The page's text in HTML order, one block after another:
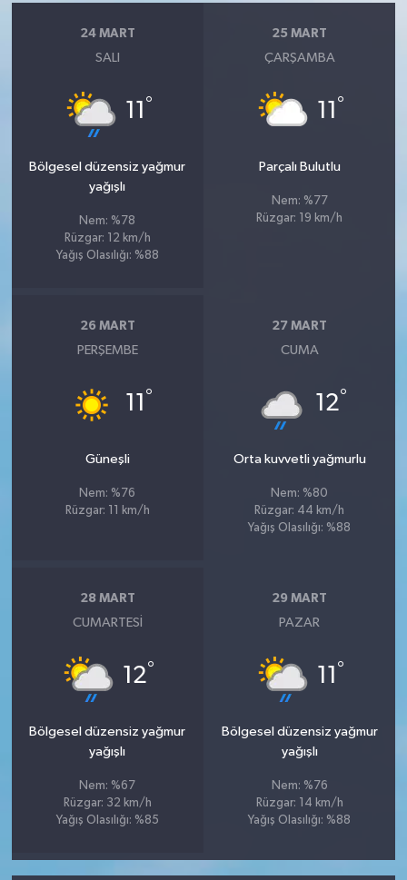
24 MART
SALI
11 °
Bölgesel düzensiz yağmur
yağışlı
Nem: %78
Rüzgar: 12 km/h
Yağış Olasılığı: %88
25 MART
ÇARŞAMBA
11 °
Parçalı Bulutlu
Nem: %77
Rüzgar: 19 km/h
26 MART
PERŞEMBE
11 °
Güneşli
Nem: %76
Rüzgar: 11 km/h
27 MART
CUMA
12°
Orta kuvvetli yağmurlu
Nem: %80
Rüzgar: 44 km/h
Yağış Olasılığı: %88
28 MART
CUMARTESI
12°
Bölgesel düzensiz yağmur
yağışlı
Nem: %67
Rüzgar: 32 km/h
Yağış Olasılığı: %85
29 MART
PAZAR
11 °
Bölgesel düzensiz yağmur
yağışlı
Nem: %76
Rüzgar: 14 km/h
Yağış Olasılığı: %88